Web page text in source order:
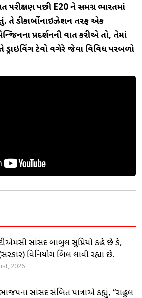
પરીક્ષણ પછી E20 ને સમગ્ર ભારતમાં
તે ડીકાર્બોનાઇઝેશન તરફ એક
પ્રદર્શનની વાત કરીએ તો, તેમાં
ડ્રાઇવિંગ ટેવો વગેરે જેવા વિવિધ પરિબળો
ટીએમસી સાંસદ બાબુલ સુપ્રિયો કહે છે કે,
વિનિયોગ બિલ લાવી રહ્યા છે.
2026
ભાજપના સાંસદ સંબિત પાત્રાએ કહ્યું, “રાહુલ